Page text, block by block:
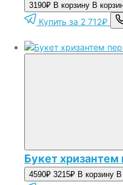
3190₽ В корзину В
Купить за 2 712₽
Букет
4590₽ 3215₽ В корзину В